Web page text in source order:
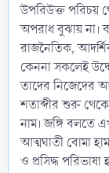
উপরিউক্ত পরিচয়
অপরাধ বুঝায় না।
রাজনৈতিক,
কেননা সকলেই
তাদের নিজেদের
শতাব্দীর শুরু থেকে
নাম। জঙ্গি বলতে
আত্মঘাতী বোমা
ও প্রসিদ্ধ